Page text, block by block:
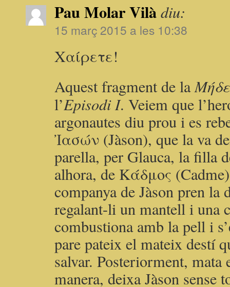
Pau Molar Vilà diu:
15 març 2015 a les 10:38
Χαίρετε!
Aquest fragment de la
l’Episodi I. Veiem que
argonautes diu prou i es
Ἰασών (Jàson), que la va
parella, per Glauca, la filla
alhora, de Κάδμος
companya de Jàson pren la
regalant-li un mantell i una
combustiona amb la pell i
pare pateix el mateix destí
salvar. Posteriorment, mata
manera, deixa Jàson sense